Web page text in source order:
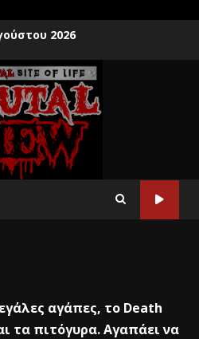
2026
αγάπες, το Death
τα πιτόγυρα. Αγαπάει να